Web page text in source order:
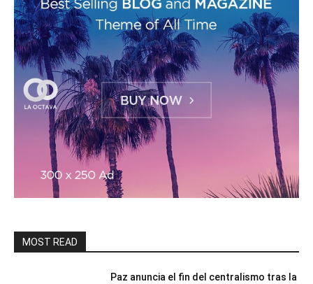
MOST READ
Paz anuncia el fin del centralismo tras la